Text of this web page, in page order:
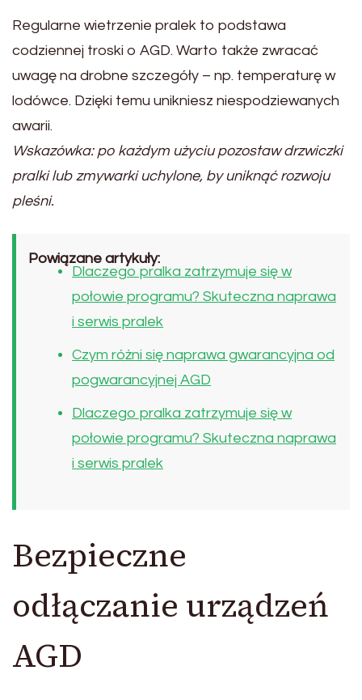
Regularne wietrzenie pralek to podstawa
codziennej troski o AGD. Warto także zwracać
uwagę na drobne szczegóły – np. temperaturę w
lodówce. Dzięki temu unikniesz niespodziewanych
awarii.
Wskazówka: po każdym użyciu pozostaw drzwiczki
pralki lub zmywarki uchylone, by uniknąć rozwoju
pleśni.
Powiązane artykuły:
Dlaczego pralka zatrzymuje się w
połowie programu? Skuteczna naprawa
i serwis pralek
Czym różni się naprawa gwarancyjna od
pogwarancyjnej AGD
Dlaczego pralka zatrzymuje się w
połowie programu? Skuteczna naprawa
i serwis pralek
Bezpieczne
odłączanie urządzeń
AGD